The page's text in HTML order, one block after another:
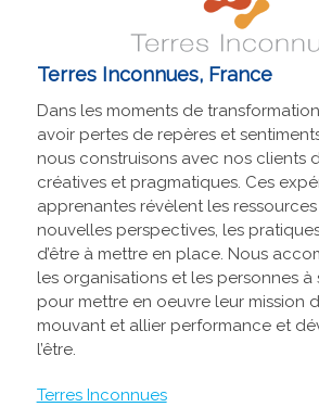
Terres Inconnues, France
Dans les moments de
avoir pertes de repères et
nous construisons avec nos clients
créatives et pragmatiques. Ces
apprenantes révèlent les
nouvelles perspectives, les
d’être à mettre en place. Nous
les organisations et les personnes à
pour mettre en oeuvre leur mission
mouvant et allier performance et
l’être.
Terres Inconnues